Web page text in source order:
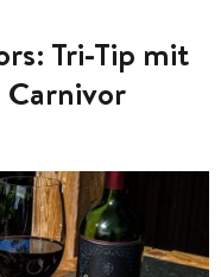
Tri-Tip mit